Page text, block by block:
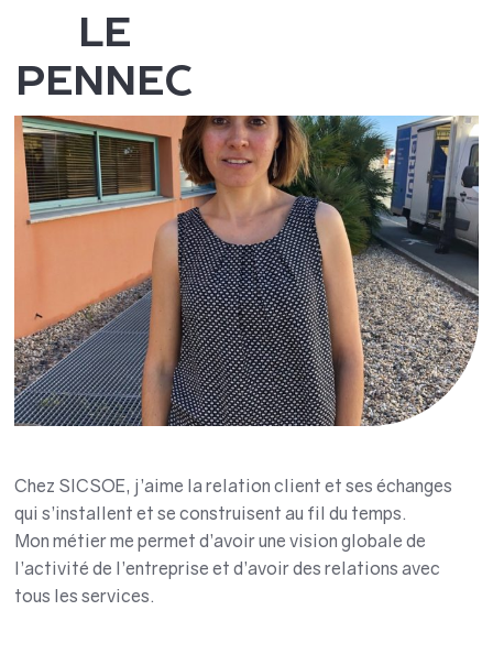
LE
PENNEC
Chez SICSOE, j’aime la relation client et ses échanges
qui s’installent et se construisent au fil du temps.
Mon métier me permet d’avoir une vision globale de
l’activité de l’entreprise et d’avoir des relations avec
tous les services.